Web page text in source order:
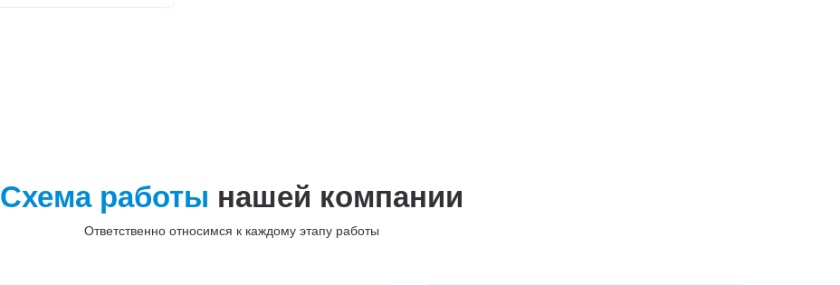
Схема работы нашей компании
Ответственно относимся к каждому этапу работы